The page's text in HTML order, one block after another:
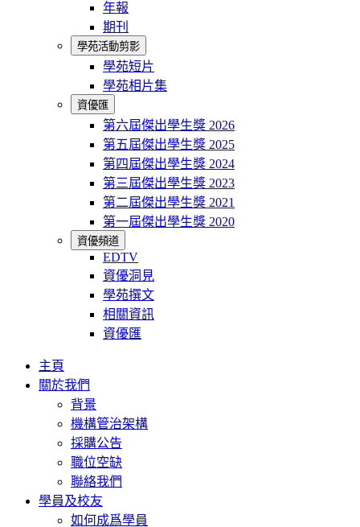
年報
期刊
學苑活動剪影
學苑短片
學苑相片集
資優匯
第六屆傑出學生獎 2026
第五屆傑出學生獎 2025
第四屆傑出學生獎 2024
第三屆傑出學生獎 2023
第二屆傑出學生獎 2021
第一屆傑出學生獎 2020
資優頻道
EDTV
資優洞見
學苑撰文
相關資訊
資優匯
主頁
關於我們
背景
機構管治架構
採購公告
職位空缺
聯絡我們
學員及校友
如何成爲學員